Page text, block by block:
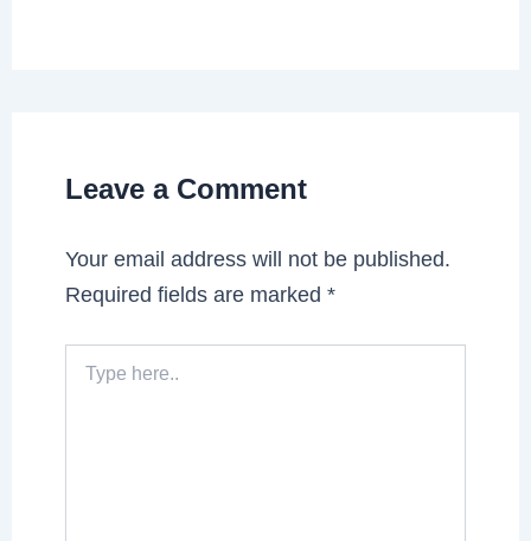
Leave a Comment
Your email address will not be published.
Required fields are marked*
here..